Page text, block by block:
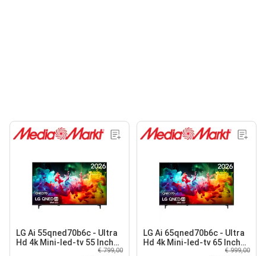
LG Ai 55qned70b6c - Ultra
Hd 4k Mini-led-tv 55 Inch
€ 799,00
LG Ai 65qned70b6c - Ultra
Hd 4k Mini-led-tv 65 Inch
€ 999,00